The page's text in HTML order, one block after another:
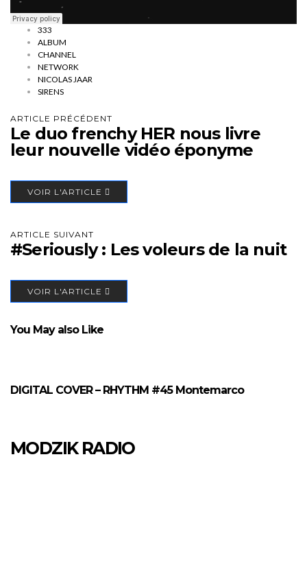
333
ALBUM
CHANNEL
NETWORK
NICOLAS JAAR
SIRENS
ARTICLE PRÉCÉDENT
Le duo frenchy HER nous livre
leur nouvelle vidéo éponyme
VOIR L'ARTICLE
ARTICLE SUIVANT
#Seriously : Les voleurs de la nuit
VOIR L'ARTICLE
You May also Like
DIGITAL COVER – RHYTHM #45 Montemarco
MODZIK RADIO